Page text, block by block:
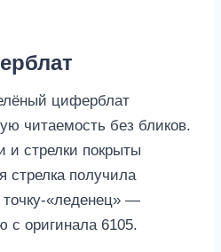
циферблат
читаемость без бликов.
и стрелки покрыты
стрелка получила
«леденец» —
с оригинала 6105.